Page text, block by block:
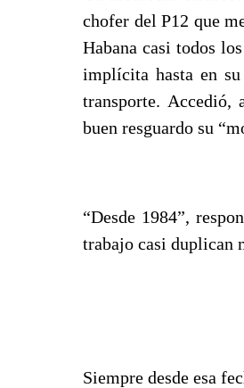
chofer del P12 que
Habana casi todos
implícita hasta en
transporte. Accedió,
buen resguardo su
“Desde 1984”,
trabajo casi duplican
Siempre desde esa